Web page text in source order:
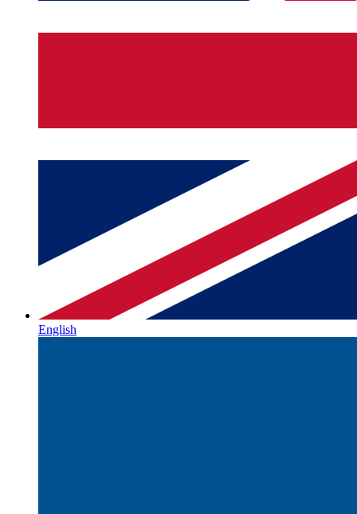
English